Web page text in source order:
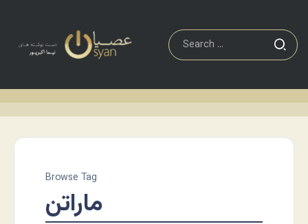
Browse Tag
ماراتن